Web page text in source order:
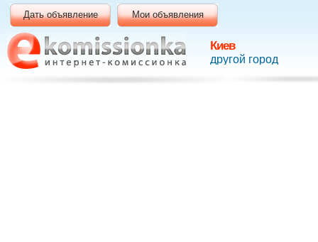
Киев
другой город
Дать объявление Мои объявления